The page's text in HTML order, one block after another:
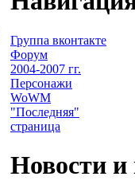
Группа вконтакте
Форум
2004-2007 гг.
Персонажи
WoWM
"Последняя"
страница
Новости и